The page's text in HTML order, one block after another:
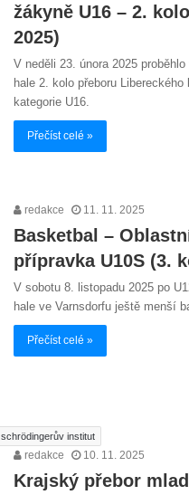
žákyně U16 – 2.
2025)
V neděli 23. února 2025
hale 2. kolo přeboru
kategorie U16.
Přečíst celé »
redakce 11. 11. 2025
Basketbal –
přípravka U10S (3.
V sobotu 8. listopadu 2025 po
hale ve Varnsdorfu ještě menší
Přečíst celé »
schrödingerův institut
redakce 10. 11. 2025
Krajský přebor